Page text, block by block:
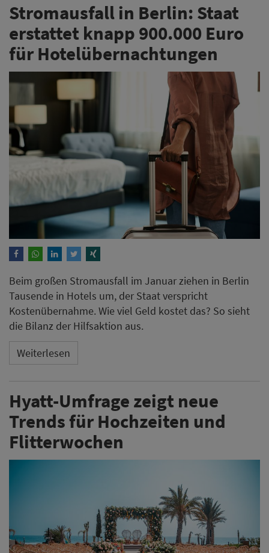
Stromausfall in Berlin: Staat
erstattet knapp 900.000 Euro
für Hotelübernachtungen
Beim großen Stromausfall im Januar ziehen in Berlin
Tausende in Hotels um, der Staat verspricht
Kostenübernahme. Wie viel Geld kostet das? So sieht
die Bilanz der Hilfsaktion aus.
Weiterlesen
Hyatt-Umfrage zeigt neue
Trends für Hochzeiten und
Flitterwochen